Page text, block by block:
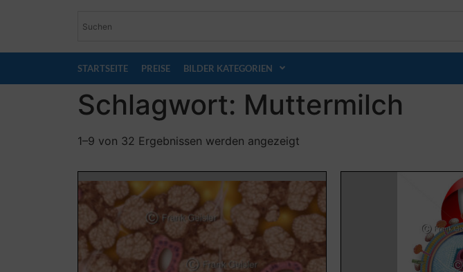
STARTSEITE PREISE BILDER KATEGORIEN
Schlagwort: Muttermilch
1–9 von 32 Ergebnissen werden angezeigt